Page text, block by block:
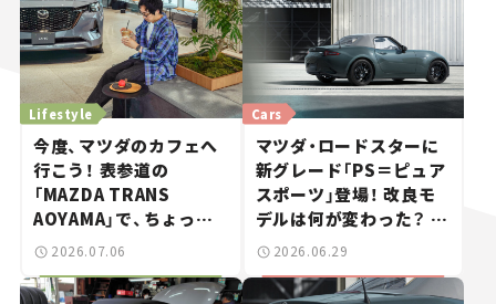
Lifestyle
今度、マツダのカフェへ
行こう！ 表参道の
「MAZDA TRANS
AOYAMA」で、ちょっと
ひと息。——連載｜CCG
第13回＞
2026.07.06
Cars
マツダ・ロードスターに
新グレード「PS＝ピュア
スポーツ」登場！ 改良モ
デルは何が変わった？ 待
望のグリーンも登場【新
2026.06.29